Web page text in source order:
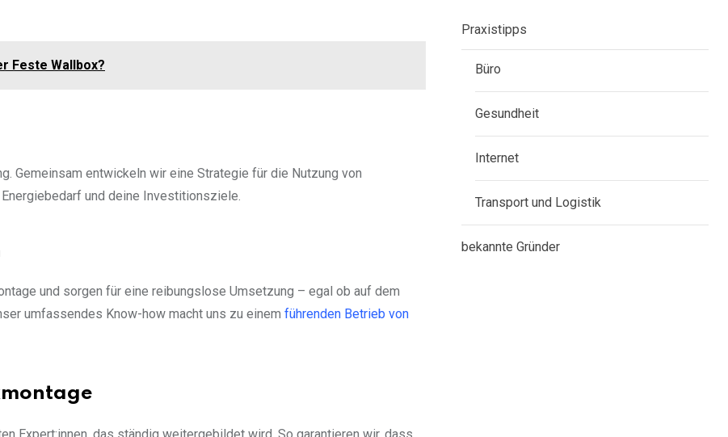
Feste Wallbox?
Gemeinsam entwickeln wir eine Strategie für die Nutzung von
und deine Investitionsziele.
und sorgen für eine reibungslose Umsetzung – egal ob auf dem
umfassendes Know-how macht uns zu einem führenden Betrieb von
Expert:innen, das ständig weitergebildet wird. So garantieren wir, dass
Praxistipps
Büro
Gesundheit
Internet
Transport und Logistik
bekannte Gründer